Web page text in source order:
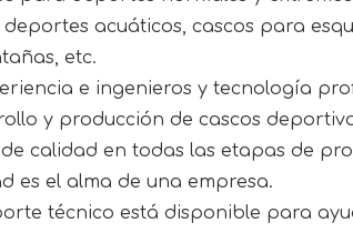
acuáticos, cascos para
etc.
e ingenieros y tecnología
y producción de cascos
calidad en todas las etapas de
es el alma de una empresa.
técnico está disponible para